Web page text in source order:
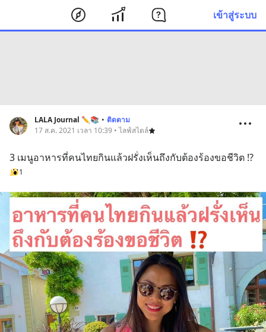
เข้าสู่ระบบ
LALA Journal ✏️📚 • ติดตาม
17 ส.ค. 2021 เวลา 10:39 • ไลฟ์สไตล์
3 เมนูอาหารที่คนไทยกินแล้วฝรั่งเห็นถึงกับต้องร้องขอชีวิต ⁉️
1